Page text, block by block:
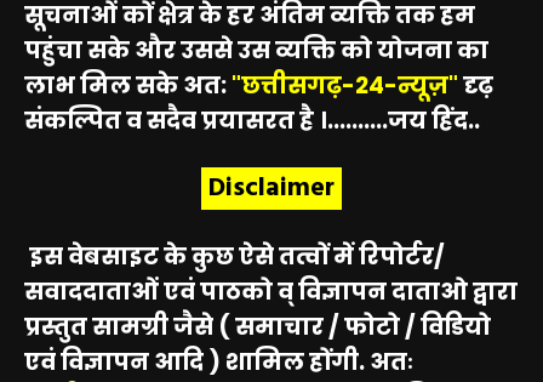
सूचनाओं कों क्षेत्र के हर अंतिम व्यक्ति तक हम
पहुंचा सके और उससे उस व्यक्ति को योजना का
लाभ मिल सके अत:"छत्तीसगढ़-24-न्यूज़"दृढ़
संकल्पित व सदैव प्रयासरत है ।..........जय हिंद..
Disclaimer
इस वेबसाइट के कुछ ऐसे तत्वों में रिपोर्टर/
सवाददाताओं एवं पाठको व् विज्ञापन दाताओ द्वारा
प्रस्तुत सामग्री जैसे ( समाचार / फोटो / विडियो
एवं विज्ञापन आदि ) शामिल होंगी. अतः